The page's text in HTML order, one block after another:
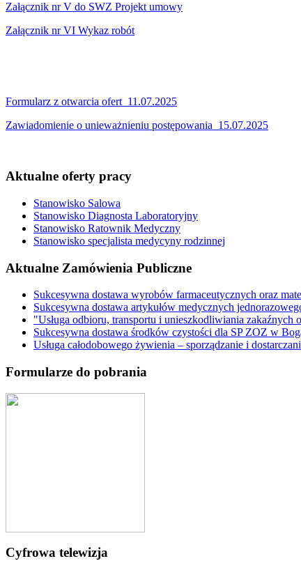
Załącznik nr V do SWZ Projekt umowy
Załącznik nr VI Wykaz robót
Formularz z otwarcia ofert_11.07.2025
Zawiadomienie o unieważnieniu postępowania_15.07.2025
Aktualne oferty pracy
Stanowisko Salowa
Stanowisko Diagnosta Laboratoryjny
Stanowisko Ratownik Medyczny
Stanowisko specjalista medycyny rodzinnej
Aktualne Zamówienia Publiczne
Sukcesywna dostawa wyrobów farmaceutycznych oraz
Sukcesywna dostawa artykułów medycznych
"Usługa odbioru, transportu i unieszkodliwiania
Sukcesywna dostawa środków czystości dla SP ZOZ w
Usługa całodobowego żywienia – sporządzanie i
Formularze do pobrania
Cyfrowa telewizja